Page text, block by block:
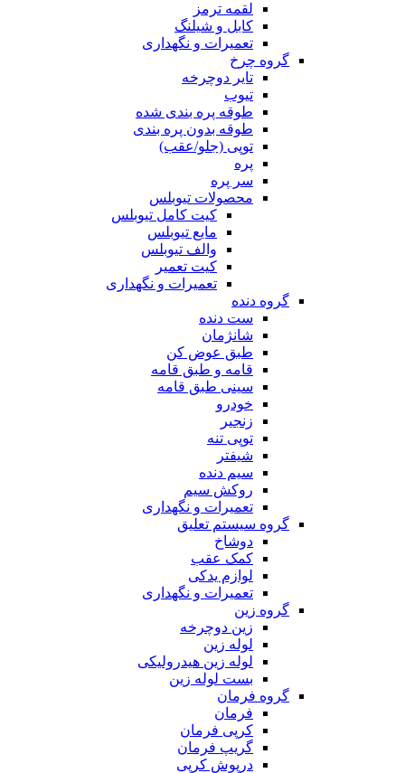
لقمه ترمز
کابل و شیلنگ
تعمیرات و نگهداری
گروه چرخ
تایر دوچرخه
تیوب
طوقه پره بندی شده
طوقه بدون پره بندی
توپی (جلو/عقب)
پره
سر پره
محصولات تیوبلس
کیت کامل تیوبلس
مایع تیوبلس
والف تیوبلس
کیت تعمیر
تعمیرات و نگهداری
گروه دنده
ست دنده
شانژمان
طبق عوض کن
قامه و طبق قامه
سینی طبق قامه
خودرو
زنجیر
توپی تنه
شیفتر
سیم دنده
روکش سیم
تعمیرات و نگهداری
گروه سیستم تعلیق
دوشاخ
کمک عقب
لوازم یدکی
تعمیرات و نگهداری
گروه زین
زین دوچرخه
لوله زین
لوله زین هیدرولیکی
بست لوله زین
گروه فرمان
فرمان
کرپی فرمان
گریپ فرمان
درپوش کرپی